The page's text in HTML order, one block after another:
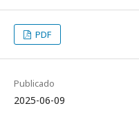
PDF
Publicado
2025-06-09